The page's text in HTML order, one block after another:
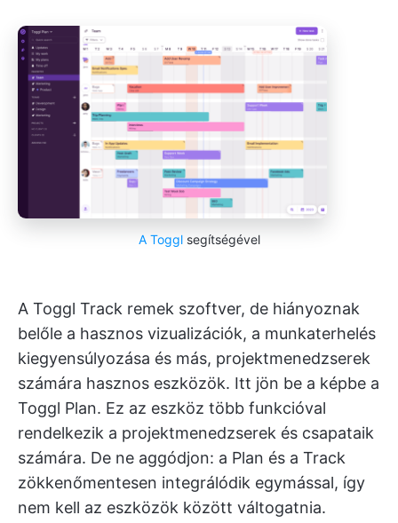
A Togglsegítségével
A Toggl Track remek szoftver, de hiányoznak
belőle a hasznos vizualizációk, a munkaterhelés
kiegyensúlyozása és más, projektmenedzserek
számára hasznos eszközök. Itt jön be a képbe a
Toggl Plan. Ez az eszköz több funkcióval
rendelkezik a projektmenedzserek és csapataik
számára. De ne aggódjon: a Plan és a Track
zökkenőmentesen integrálódik egymással, így
nem kell az eszközök között váltogatnia.